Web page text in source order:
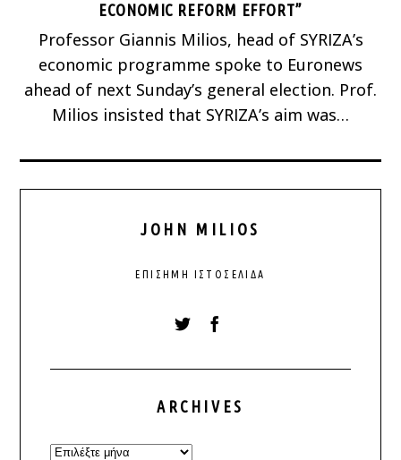
ECONOMIC REFORM EFFORT”
Professor Giannis Milios, head of SYRIZA’s
economic programme spoke to Euronews
ahead of next Sunday’s general election. Prof.
Milios insisted that SYRIZA’s aim was…
JOHN MILIOS
ΕΠΊΣΗΜΗ ΙΣΤΟΣΕΛΊΔΑ
ARCHIVES
Archives